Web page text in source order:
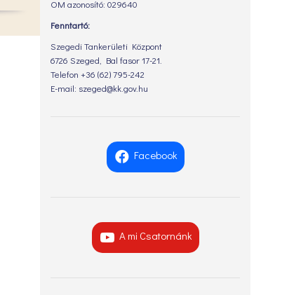
OM azonosító: 029640
Fenntartó:
Szegedi Tankerületi Központ
6726 Szeged, Bal fasor 17-21.
Telefon +36 (62) 795-242
E-mail: szeged@kk.gov.hu
Facebook
A mi Csatornánk